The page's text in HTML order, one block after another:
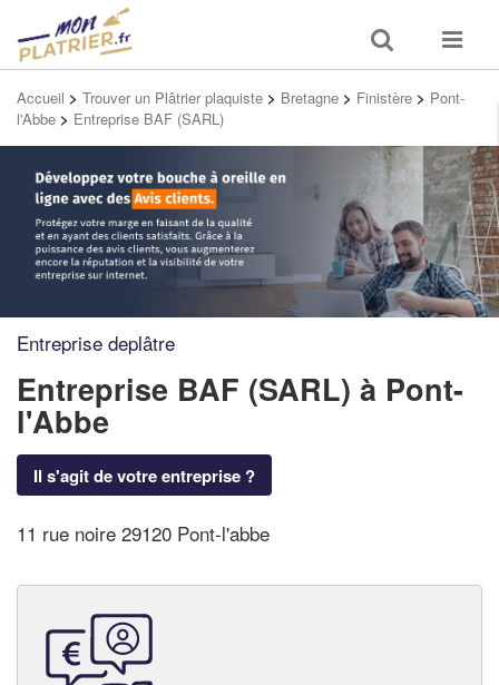
Toggle
search
Toggle
Accueil > Trouver un Plâtrier plaquiste > Bretagne > Finistère > Pont-
l'Abbe > Entreprise BAF (SARL)
Entreprise deplâtre
Entreprise BAF (SARL) à Pont-
l'Abbe
Il s'agit de votre entreprise ?
11 rue noire 29120 Pont-l'abbe